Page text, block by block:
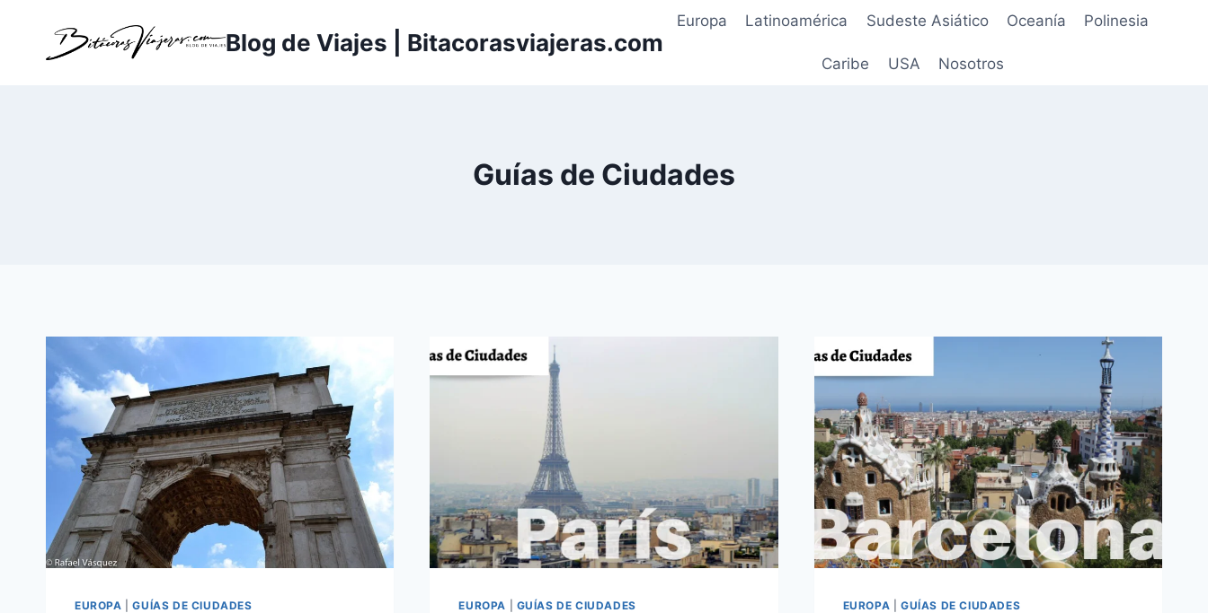
contenido
Blog de Viajes | Bitacorasviajeras.com
Europa Latinoamérica Sudeste Asiático Oceanía Polinesia
Caribe USA Nosotros
Guías de Ciudades
EUROPA |GUÍAS DE CIUDADES EUROPA GUÍAS DE CIUDADES EUROPA |GUÍAS DE CIUDADES